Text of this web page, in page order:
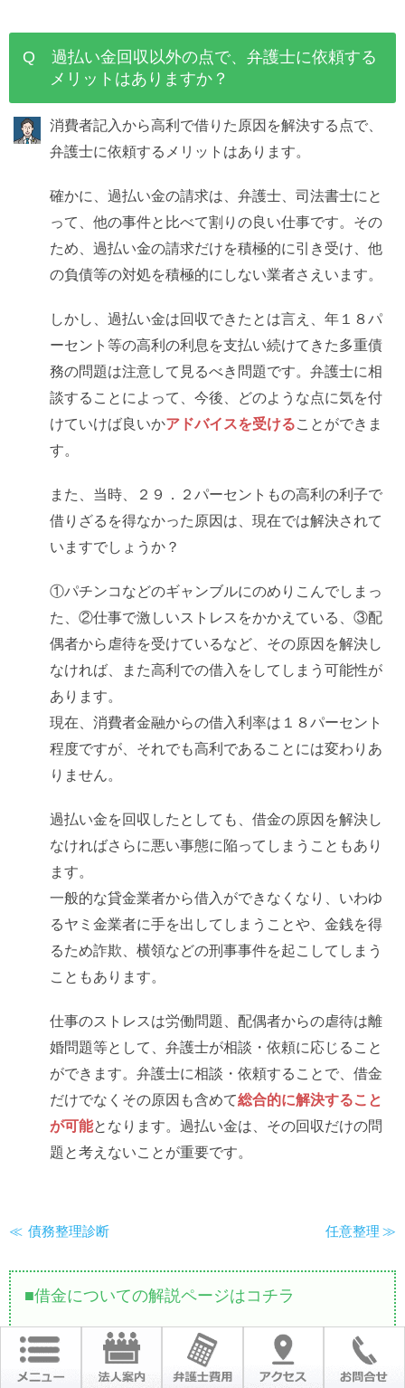
Q 過払い金回収以外の点で、弁護士に依頼する
メリットはありますか？
消費者記入から高利で借りた原因を解決する点で、
弁護士に依頼するメリットはあります。
確かに、過払い金の請求は、弁護士、司法書士にと
って、他の事件と比べて割りの良い仕事です。その
ため、過払い金の請求だけを積極的に引き受け、他
の負債等の対処を積極的にしない業者さえいます。
しかし、過払い金は回収できたとは言え、年１８パ
ーセント等の高利の利息を支払い続けてきた多重債
務の問題は注意して見るべき問題です。弁護士に相
談することによって、今後、どのような点に気を付
けていけば良いかアドバイスを受けることができま
す。
また、当時、２９．２パーセントもの高利の利子で
借りざるを得なかった原因は、現在では解決されて
いますでしょうか？
①パチンコなどのギャンブルにのめりこんでしまっ
た、②仕事で激しいストレスをかかえている、③配
偶者から虐待を受けているなど、その原因を解決し
なければ、また高利での借入をしてしまう可能性が
あります。
現在、消費者金融からの借入利率は１８パーセント
程度ですが、それでも高利であることには変わりあ
りません。
過払い金を回収したとしても、借金の原因を解決し
なければさらに悪い事態に陥ってしまうこともあり
ます。
一般的な貸金業者から借入ができなくなり、いわゆ
るヤミ金業者に手を出してしまうことや、金銭を得
るため詐欺、横領などの刑事事件を起こしてしまう
こともあります。
仕事のストレスは労働問題、配偶者からの虐待は離
婚問題等として、弁護士が相談・依頼に応じること
ができます。弁護士に相談・依頼することで、借金
だけでなくその原因も含めて総合的に解決すること
が可能となります。過払い金は、その回収だけの問
題と考えないことが重要です。
債務整理診断 任意整理
借金についての解説ページはコチラ
借金について
債務整理診断
過払い金
任意整理